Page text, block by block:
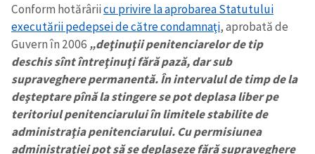
Conform hotărâriicu privire la aprobarea Statutului
executării pedepsei de către condamnaţi, aprobată de
Guvern în 2006 „deţinuţii penitenciarelor de tip
deschis sînt întreţinuţi fără pază, dar sub
supraveghere permanentă. În intervalul de timp de la
deşteptare pînă la stingere se pot deplasa liber pe
teritoriul penitenciarului în limitele stabilite de
administraţia penitenciarului. Cu permisiunea
administraţiei pot să se deplaseze fără supraveghere